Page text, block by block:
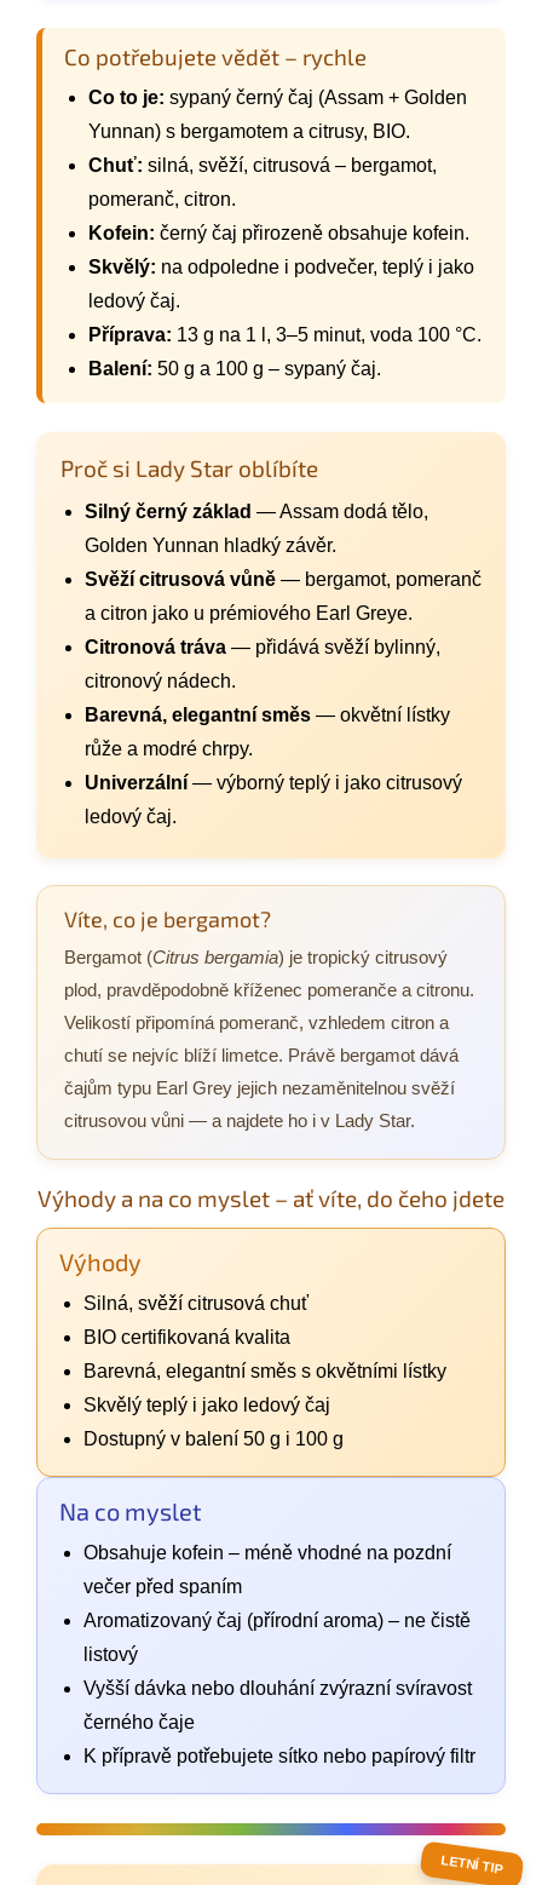
Co potřebujete vědět – rychle
Co to je: sypaný černý čaj (Assam + Golden
Yunnan) s bergamotem a citrusy, BIO.
Chuť: silná, svěží, citrusová – bergamot,
pomeranč, citron.
Kofein: černý čaj přirozeně obsahuje kofein.
Skvělý: na odpoledne i podvečer, teplý i jako
ledový čaj.
Příprava: 13 g na 1 l, 3–5 minut, voda 100 °C.
Balení: 50 g a 100 g – sypaný čaj.
Proč si Lady Star oblíbíte
Silný černý základ — Assam dodá tělo,
Golden Yunnan hladký závěr.
Svěží citrusová vůně — bergamot, pomeranč
a citron jako u prémiového Earl Greye.
Citronová tráva — přidává svěží bylinný,
citronový nádech.
Barevná, elegantní směs — okvětní lístky
růže a modré chrpy.
Univerzální — výborný teplý i jako citrusový
ledový čaj.
Víte, co je bergamot?
Bergamot (Citrus bergamia) je tropický citrusový
plod, pravděpodobně kříženec pomeranče a citronu.
Velikostí připomíná pomeranč, vzhledem citron a
chutí se nejvíc blíží limetce. Právě bergamot dává
čajům typu Earl Grey jejich nezaměnitelnou svěží
citrusovou vůni — a najdete ho i v Lady Star.
Výhody a na co myslet – ať víte, do čeho jdete
Výhody
Silná, svěží citrusová chuť
BIO certifikovaná kvalita
Barevná, elegantní směs s okvětními lístky
Skvělý teplý i jako ledový čaj
Dostupný v balení 50 g i 100 g
Na co myslet
Obsahuje kofein – méně vhodné na pozdní
večer před spaním
Aromatizovaný čaj (přírodní aroma) – ne čistě
listový
Vyšší dávka nebo dlouhání zvýrazní svíravost
černého čaje
K přípravě potřebujete sítko nebo papírový filtr
LETNÍ TIP